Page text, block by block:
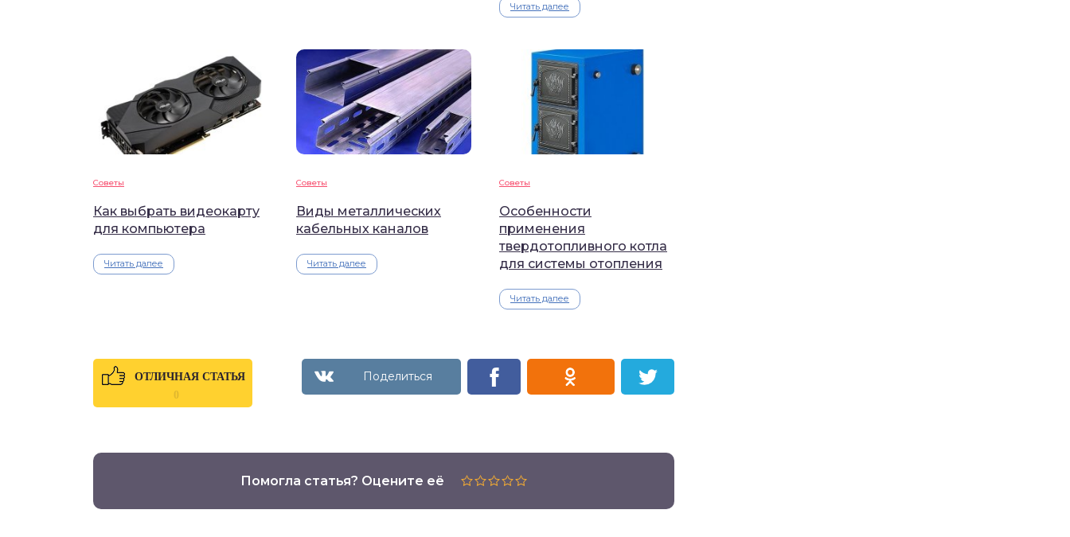
Читать далее
Советы
Как выбрать видеокарту
для компьютера
Читать далее
Советы
Виды металлических
кабельных каналов
Читать далее
Советы
Особенности
применения
твердотопливного котла
для системы отопления
Читать далее
ОТЛИЧНАЯ СТАТЬЯ
0
Помогла статья? Оцените её